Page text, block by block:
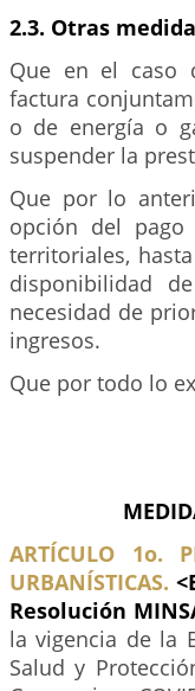
2.3. Otras
Que en el caso
factura
o de energía o
suspender la
Que por lo
opción del
territoriales,
disponibilidad
necesidad de
ingresos.
Que por todo lo
ARTÍCULO 1o.
URBANÍSTICAS.
Resolución
la vigencia de la
Salud y